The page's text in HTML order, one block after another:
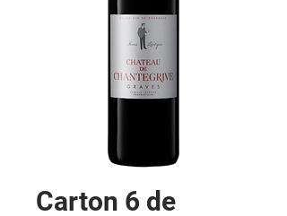
Carton 6 de